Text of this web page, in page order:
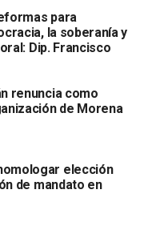
es
con mayor claridad
a una candidatura,
Sin embargo,
ahora puede
del diputado
a cabo las
que serían los
para
la soberanía y
Dip. Francisco
renuncia como
de Morena
elección
de mandato en